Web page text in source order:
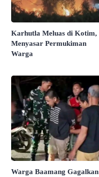
Karhutla Meluas di Kotim,
Menyasar Permukiman
Warga
Warga Baamang Gagalkan